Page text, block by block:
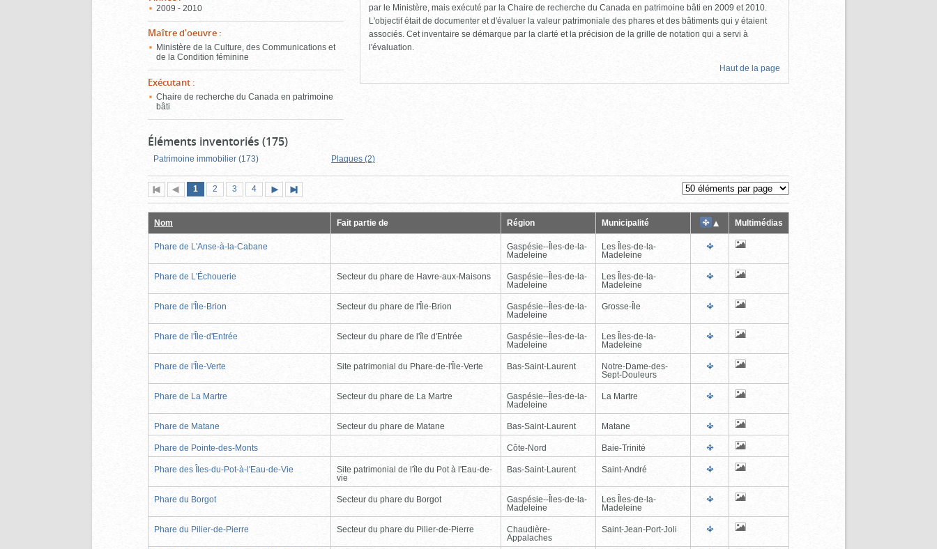
2009 - 2010
Maître d'oeuvre :
Ministère de la Culture, des Communications et
de la Condition féminine
Exécutant :
Chaire de recherche du Canada en patrimoine
bâti
par le Ministère, mais exécuté par la Chaire de recherche du Canada en patrimoine bâti en 2009 et 2010.
L'objectif était de documenter et d'évaluer la valeur patrimoniale des phares et des bâtiments qui y étaient
associés. Cet inventaire se démarque par la clarté et la précision de la grille de notation qui a servi à
l'évaluation.
Haut de la page
Éléments inventoriés (175)
Patrimoine immobilier (173) Plaques (2)
Première
page
Page
précédente
Page
1 (page
actuelle)
Page
2 Page
3 Page
4
suivante
page
Nom Fait partie de Région Municipalité Multimédias
Phare de L'Anse-à-la-Cabane
Gaspésie--Îles-de-la-
Madeleine
Les Îles-de-la-
Madeleine
Phare de L'Échouerie Secteur du phare de Havre-aux-Maisons
Gaspésie--Îles-de-la-
Madeleine
Les Îles-de-la-
Madeleine
Phare de l'Île-Brion Secteur du phare de l'Île-Brion
Gaspésie--Îles-de-la-
Madeleine
Grosse-Île
Phare de l'Île-d'Entrée Secteur du phare de l'île d'Entrée
Gaspésie--Îles-de-la-
Madeleine
Les Îles-de-la-
Madeleine
Phare de l'Île-Verte Site patrimonial du Phare-de-l'Île-Verte Bas-Saint-Laurent
Notre-Dame-des-
Sept-Douleurs
Phare de La Martre Secteur du phare de La Martre
Gaspésie--Îles-de-la-
Madeleine
La Martre
Phare de Matane Secteur du phare de Matane Bas-Saint-Laurent Matane
Phare de Pointe-des-Monts Côte-Nord Baie-Trinité
Phare des Îles-du-Pot-à-l'Eau-de-Vie
Site patrimonial de l'île du Pot à l'Eau-de-
vie
Bas-Saint-Laurent Saint-André
Phare du Borgot Secteur du phare du Borgot
Gaspésie--Îles-de-la-
Madeleine
Les Îles-de-la-
Madeleine
Phare du Pilier-de-Pierre Secteur du phare du Pilier-de-Pierre
Chaudière-
Appalaches
Saint-Jean-Port-Joli